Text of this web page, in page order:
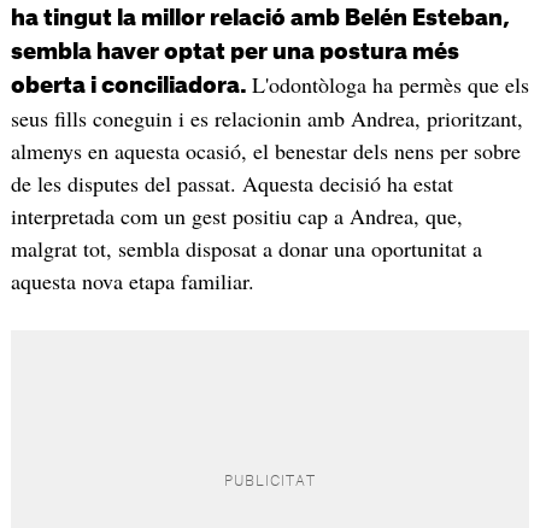
ha tingut la millor relació amb Belén Esteban,
sembla haver optat per una postura més
oberta i conciliadora. L'odontòloga ha permès que els
seus fills coneguin i es relacionin amb Andrea, prioritzant,
almenys en aquesta ocasió, el benestar dels nens per sobre
de les disputes del passat. Aquesta decisió ha estat
interpretada com un gest positiu cap a Andrea, que,
malgrat tot, sembla disposat a donar una oportunitat a
aquesta nova etapa familiar.